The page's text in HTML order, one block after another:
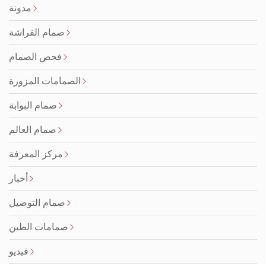
مدونة
صمام الفراشة
فحص الصمام
الصمامات المزورة
صمام البوابة
صمام العالم
مركز المعرفة
أخبار
صمام التوصيل
صمامات الطين
فيديو